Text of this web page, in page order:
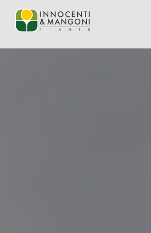
Skip to main content